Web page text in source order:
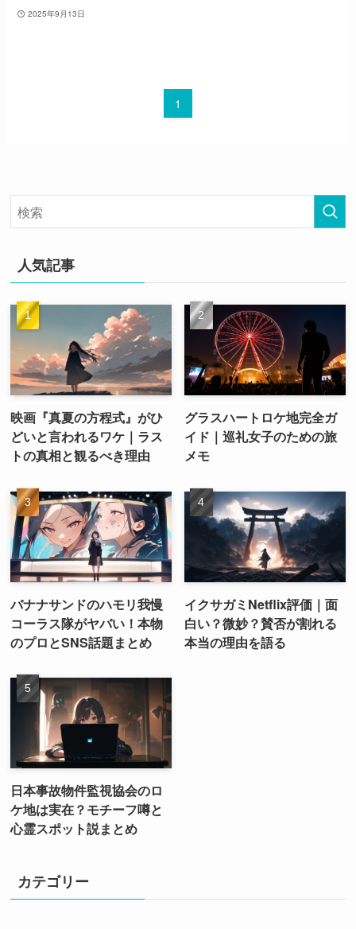
2025年9月13日
1
人気記事
映画『真夏の方程式』がひ
どいと言われるワケ｜ラス
トの真相と観るべき理由
グラスハートロケ地完全ガ
イド｜巡礼女子のための旅
メモ
バナナサンドのハモリ我慢
コーラス隊がヤバい！本物
のプロとSNS話題まとめ
イクサガミNetflix評価｜面
白い？微妙？賛否が割れる
本当の理由を語る
日本事故物件監視協会のロ
ケ地は実在？モチーフ噂と
心霊スポット説まとめ
カテゴリー